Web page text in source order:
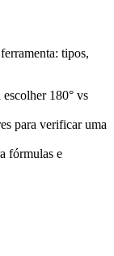
tipos,
180° vs
para verificar uma
fórmulas e